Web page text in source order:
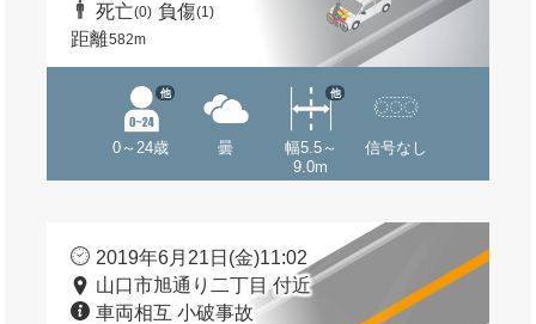
死亡(0) 負傷(1)
距離582m
0～24歳
他
曇
幅5.5～
9.0m
他
信号なし
2019年6月21日(金)11:02
山口市旭通り二丁目 付近
車両相互 小破事故